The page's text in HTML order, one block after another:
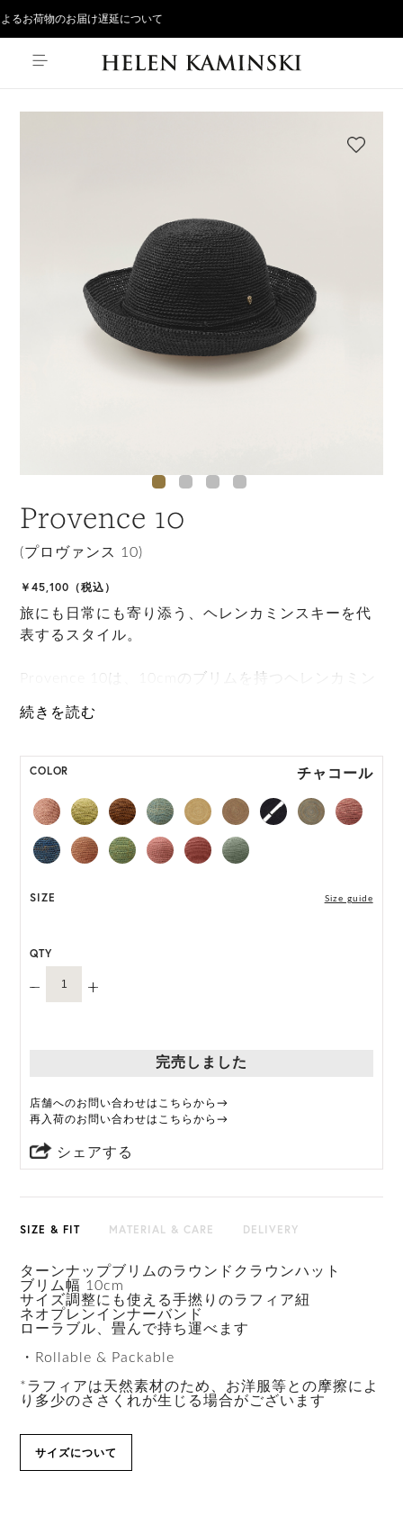
お荷物のお届け遅延について
Provence 10
(プロヴァンス 10)
￥45,100（税込）
旅にも日常にも寄り添う、ヘレンカミンスキーを代
表するスタイル。
Provence 10は、10cmのブリムを持つヘレンカミン
ンジと携帯性を備え、サイズ調整もできる手撚りラ
れたネオプレンバンドが特徴で完璧な旅行アイテム
な手法で収穫されたマダガスカル産のラフィアを
18,000以上のステッチで編み、完成までに3日以上
を要します。職人がひとつひとつ丁寧に編み上げる
上げられています。
変更前:ネオプレンインナーバンド
変更後:サイズ調整可能なサテンのインナーバンド
オーダーをいただいたタイミングによって、上記い
M, L 展開の商品:M 57.5cm, L 59.5cm
*天然素材を用いたハンドメイドのため、サイズ・色
COLOR チャコール
SIZE Size guide
QTY
完売しました
店舗へのお問い合わせはこちらから→
再入荷のお問い合わせはこちらから→
シェアする
SIZE & FIT MATERIAL & CARE DELIVERY
ターンナップブリムのラウンドクラウンハット
ブリム幅 10cm
サイズ調整にも使える手撚りのラフィア紐
ネオプレンインナーバンド
ローラブル、畳んで持ち運べます
・Rollable & Packable
*ラフィアは天然素材のため、お洋服等との摩擦によ
り多少のささくれが生じる場合がございます
サイズについて